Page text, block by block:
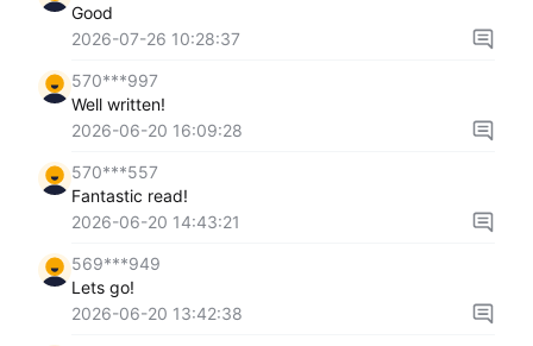
Good
2026-07-26 10:28:37
570***997
Well written!
2026-06-20 16:09:28
570***557
Fantastic read!
2026-06-20 14:43:21
569***949
Lets go!
2026-06-20 13:42:38